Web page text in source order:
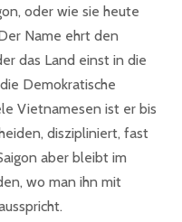
oder wie sie heute
Name ehrt den
das Land einst in die
Demokratische
Vietnamesen ist er bis
diszipliniert, fast
aber bleibt im
wo man ihn mit